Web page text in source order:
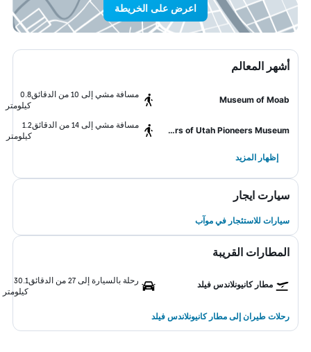
اعرض على الخريطة
أشهر المعالم
Museum of Moab
مسافة مشي إلى 10 من الدقائق
0.8
كيلومتر
Daughters of Utah Pioneers Museum
مسافة مشي إلى 14 من الدقائق
1.2
كيلومتر
إظهار المزيد
سيارت ايجار
سيارات للاستئجار في موآب
المطارات القريبة
مطار كانيونلاندس فيلد رحلة بالسيارة إلى 27 من الدقائق
30.1
كيلومتر
رحلات طيران إلى مطار كانيونلاندس فيلد